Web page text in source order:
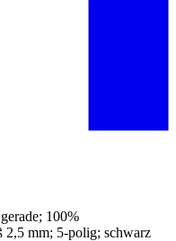
100%
2,5 mm; 5-polig; schwarz